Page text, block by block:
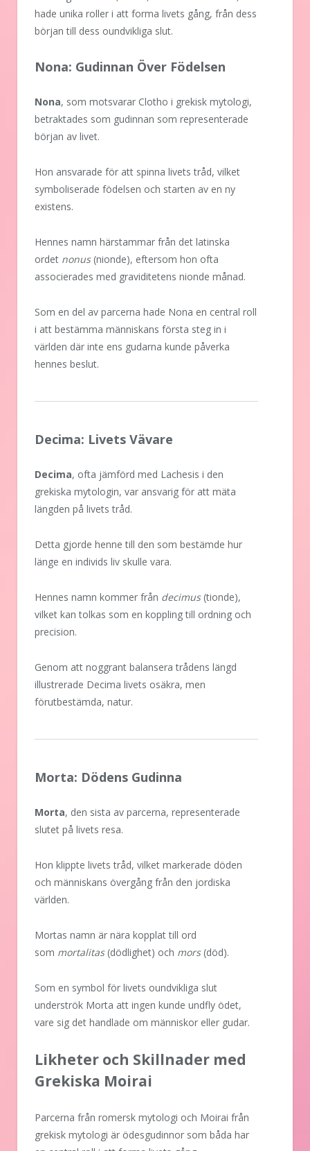
hade unika roller i att forma livets gång, från dess
början till dess oundvikliga slut.
Nona: Gudinnan Över Födelsen
Nona, som motsvarar Clotho i grekisk mytologi,
betraktades som gudinnan som representerade
början av livet.
Hon ansvarade för att spinna livets tråd, vilket
symboliserade födelsen och starten av en ny
existens.
Hennes namn härstammar från det latinska
ordet nonus(nionde), eftersom hon ofta
associerades med graviditetens nionde månad.
Som en del av parcerna hade Nona en central roll
i att bestämma människans första steg in i
världen där inte ens gudarna kunde påverka
hennes beslut.
Decima: Livets Vävare
Decima, ofta jämförd med Lachesis i den
grekiska mytologin, var ansvarig för att mäta
längden på livets tråd.
Detta gjorde henne till den som bestämde hur
länge en individs liv skulle vara.
Hennes namn kommer från decimus(tionde),
vilket kan tolkas som en koppling till ordning och
precision.
Genom att noggrant balansera trådens längd
illustrerade Decima livets osäkra, men
förutbestämda, natur.
Morta: Dödens Gudinna
Morta, den sista av parcerna, representerade
slutet på livets resa.
Hon klippte livets tråd, vilket markerade döden
och människans övergång från den jordiska
världen.
Mortas namn är nära kopplat till ord
som mortalitas(dödlighet) och mors(död).
Som en symbol för livets oundvikliga slut
underströk Morta att ingen kunde undfly ödet,
vare sig det handlade om människor eller gudar.
Likheter och Skillnader med
Grekiska Moirai
Parcerna från romersk mytologi och Moirai från
grekisk mytologi är ödesgudinnor som båda har